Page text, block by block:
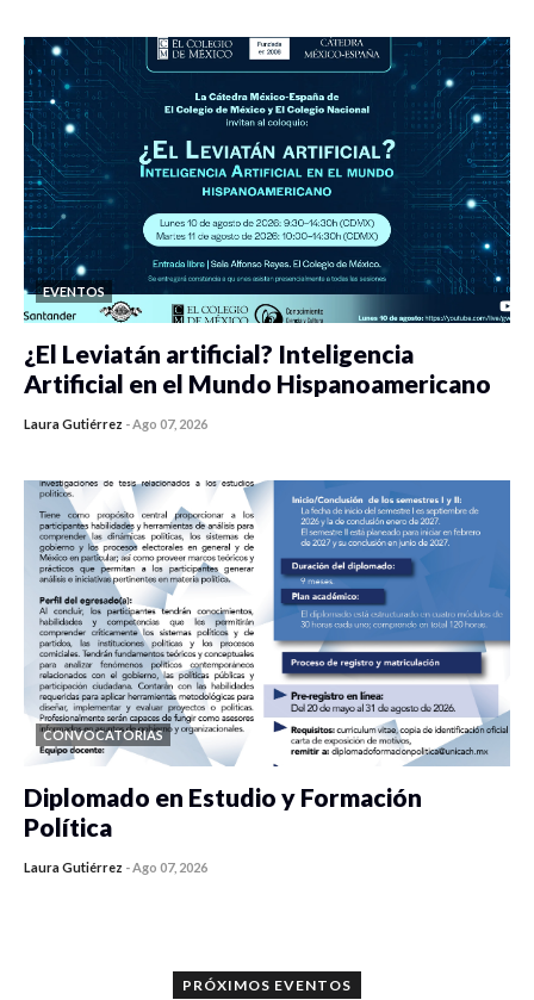
EVENTOS
¿El Leviatán artificial? Inteligencia
Artificial en el Mundo Hispanoamericano
Laura Gutiérrez -Ago 07, 2026
CONVOCATORIAS
Diplomado en Estudio y Formación
Política
Laura Gutiérrez -Ago 07, 2026
PRÓXIMOS EVENTOS